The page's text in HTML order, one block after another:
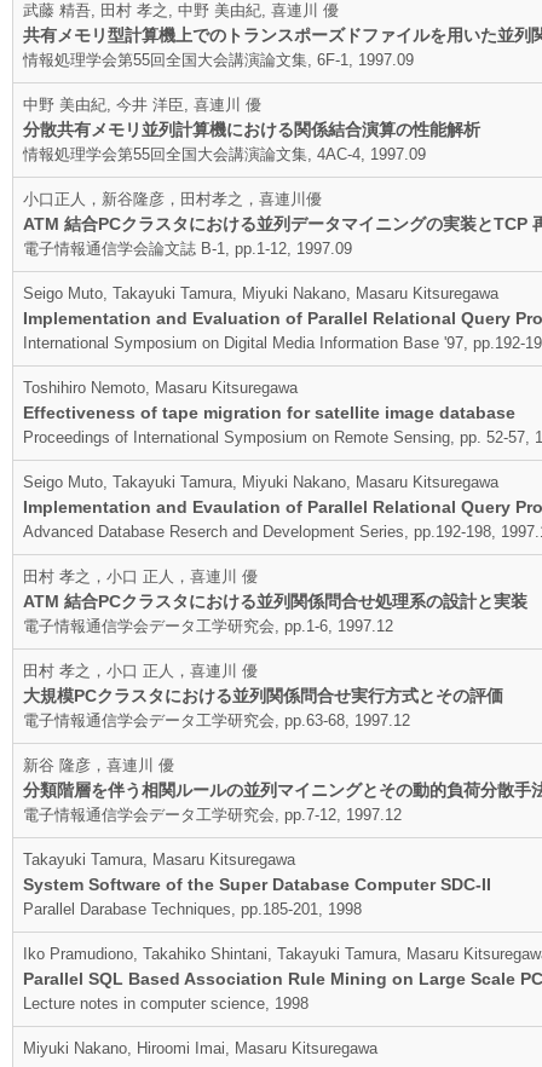
武藤 精吾, 田村 孝之, 中野 美由紀, 喜連川 優
共有メモリ型計算機上でのトランスポーズドファイルを用いた並列
情報処理学会第55回全国大会講演論文集, 6F-1, 1997.09
中野 美由紀, 今井 洋臣, 喜連川 優
分散共有メモリ並列計算機における関係結合演算の性能解析
情報処理学会第55回全国大会講演論文集, 4AC-4, 1997.09
小口正人，新谷隆彦，田村孝之，喜連川優
ATM 結合PCクラスタにおける並列データマイニングの実装とTCP
電子情報通信学会論文誌 B-1, pp.1-12, 1997.09
Seigo Muto, Takayuki Tamura, Miyuki Nakano, Masaru Kitsuregawa
Implementation and Evaluation of Parallel Relational Query
International Symposium on Digital Media Information Base '97, pp.192-
Toshihiro Nemoto, Masaru Kitsuregawa
Effectiveness of tape migration for satellite image database
Proceedings of International Symposium on Remote Sensing, pp. 52-57,
Seigo Muto, Takayuki Tamura, Miyuki Nakano, Masaru Kitsuregawa
Implementation and Evaulation of Parallel Relational Query
Advanced Database Reserch and Development Series, pp.192-198,
田村 孝之，小口 正人，喜連川 優
ATM 結合PCクラスタにおける並列関係問合せ処理系の設計と実装
電子情報通信学会データ工学研究会, pp.1-6, 1997.12
田村 孝之，小口 正人，喜連川 優
大規模PCクラスタにおける並列関係問合せ実行方式とその評価
電子情報通信学会データ工学研究会, pp.63-68, 1997.12
新谷 隆彦，喜連川 優
分類階層を伴う相関ルールの並列マイニングとその動的負荷分散手
電子情報通信学会データ工学研究会, pp.7-12, 1997.12
Takayuki Tamura, Masaru Kitsuregawa
System Software of the Super Database Computer SDC-II
Parallel Darabase Techniques, pp.185-201, 1998
Iko Pramudiono, Takahiko Shintani, Takayuki Tamura, Masaru
Parallel SQL Based Association Rule Mining on Large Scale
Lecture notes in computer science, 1998
Miyuki Nakano, Hiroomi Imai, Masaru Kitsuregawa